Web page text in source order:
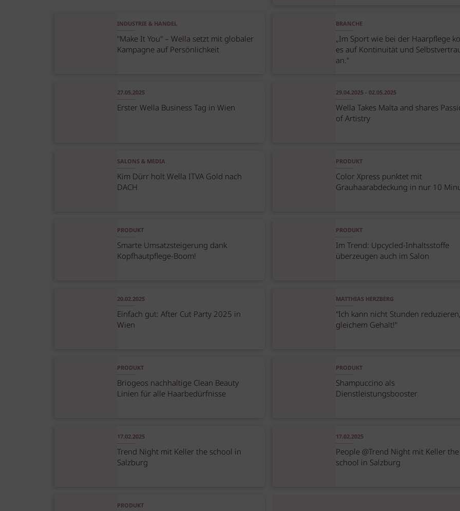
INDUSTRIE & HANDEL
"Make It You" – Wella setzt mit globaler
Kampagne auf Persönlichkeit
BRANCHE
„Im Sport wie bei der Haarpflege
es auf Kontinuität und
an."
27.05.2025
Erster Wella Business Tag in Wien
29.04.2025 - 02.05.2025
Wella Takes Malta and shares
of Artistry
SALONS & MEDIA
Kim Dürr holt Wella ITVA Gold nach
DACH
PRODUKT
Color Xpress punktet mit
Grauhaarabdeckung in nur 10
PRODUKT
Smarte Umsatzsteigerung dank
Kopfhautpflege-Boom!
PRODUKT
Im Trend: Upcycled-Inhaltsstoffe
überzeugen auch im Salon
20.02.2025
Einfach gut: After Cut Party 2025 in
Wien
MATTHIAS HERZBERG
"Ich kann nicht Stunden
gleichem Gehalt!"
PRODUKT
Briogeos nachhaltige Clean Beauty
Linien für alle Haarbedürfnisse
PRODUKT
Shampuccino als
Dienstleistungsbooster
17.02.2025
Trend Night mit Keller the school in
Salzburg
17.02.2025
People @Trend Night mit Keller the
school in Salzburg
PRODUKT